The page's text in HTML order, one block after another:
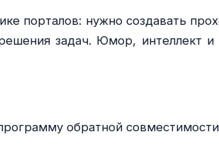
порталов: нужно создавать
задач. Юмор, интеллект
обратной